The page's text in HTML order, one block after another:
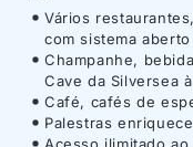
Vários
com sistema
Champanhe,
Cave da Silversea
Café, cafés de
Palestras
Acesso ilimitado